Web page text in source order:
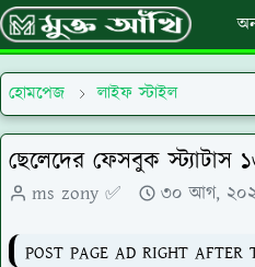
হোমপেজ লাইফ স্টাইল
ছেলেদের ফেসবুক
ms zony ✅ ৩০ আগ,
POST PAGE AD RIGHT AFTER